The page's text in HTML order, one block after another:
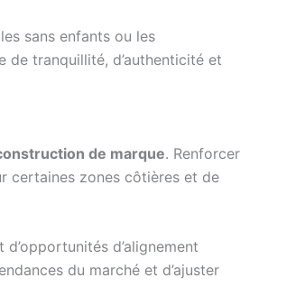
sans enfants ou les
de tranquillité, d’authenticité et
de marque. Renforcer
certaines zones côtières et de
d’alignement
du marché et d’ajuster